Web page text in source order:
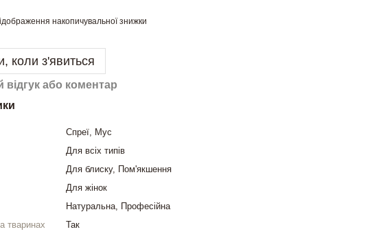
накопичувальної знижки
коли з'явиться
відгук або коментар
Спреї, Мус
Для всіх типів
Для блиску, Пом'якшення
Для жінок
Натуральна, Професійна
тваринах
Так